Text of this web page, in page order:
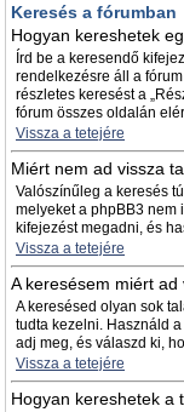
Keresés a fórumban
Hogyan kereshetek
Írd be a keresendő
rendelkezésre áll a
részletes keresést a
fórum összes oldalán
Vissza a tetejére
Miért nem ad vissza
Valószínűleg a keresés
melyeket a phpBB3 nem
kifejezést megadni, és
Vissza a tetejére
A keresésem miért
A keresésed olyan sok
tudta kezelni. Használd
adj meg, és válaszd ki,
Vissza a tetejére
Hogyan kereshetek a